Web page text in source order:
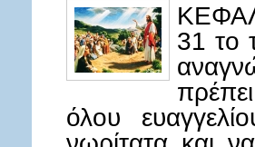
31 το
όλου